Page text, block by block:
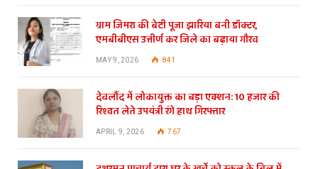
ग्राम जिमरा की बेटी पूजा झारिया बनी डॉक्टर,
एमबीबीएस उत्तीर्ण कर जिले का बढ़ाया गौरव
MAY 9, 2026 841
देवलौंद में लोकायुक्त का बड़ा एक्शन: 10 हजार की
रिश्वत लेते उपयंत्री रंगे हाथ गिरफ्तार
APRIL 9, 2026 767